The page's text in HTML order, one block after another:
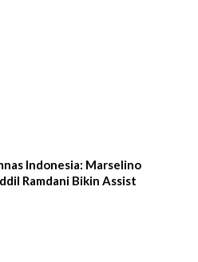
Indonesia: Marselino
Ramdani Bikin Assist